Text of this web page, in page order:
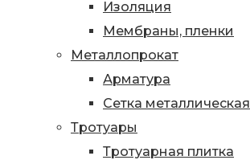
Изоляция
Мембраны, пленки
Металлопрокат
Арматура
Сетка металлическая
Тротуары
Тротуарная плитка